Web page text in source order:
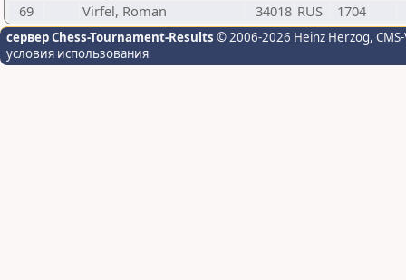
69
Virfel, Roman 34018 RUS 1704
сервер Chess-Tournament-Results © 2006-2026 Heinz Herzog,
условия использования